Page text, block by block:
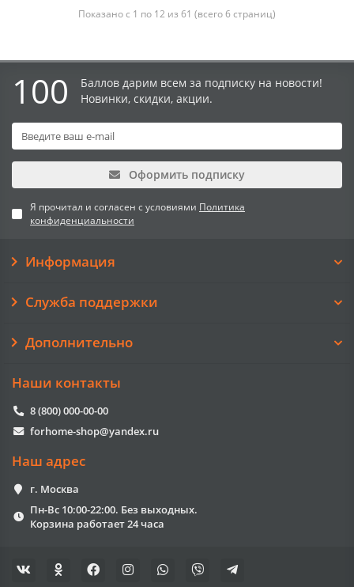
Показано с 1 по 12 из 61 (всего 6 страниц)
100
Баллов дарим всем за подписку на новости!
Новинки, скидки, акции.
Оформить подписку
Я прочитал и согласен с условиями Политика
конфиденциальности
Информация
Служба поддержки
Дополнительно
Наши контакты
8 (800) 000-00-00
forhome-shop@yandex.ru
Наш адрес
г. Москва
Пн-Вс 10:00-22:00. Без выходных.
Корзина работает 24 часа